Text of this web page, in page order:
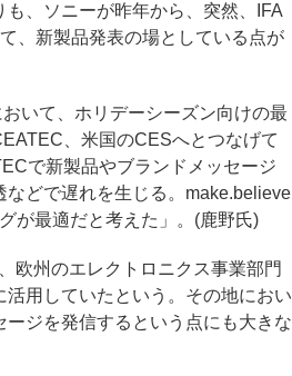
、ソニーが昨年から、突然、IFA
、新製品発表の場としている点が
いて、ホリデーシーズン向けの最
、米国のCESへとつなげて
で新製品やブランドメッセージ
などで遅れを生じる。make.believe
が最適だと考えた」。(鹿野氏)
欧州のエレクトロニクス事業部門
用していたという。その地におい
ジを発信するという点にも大きな